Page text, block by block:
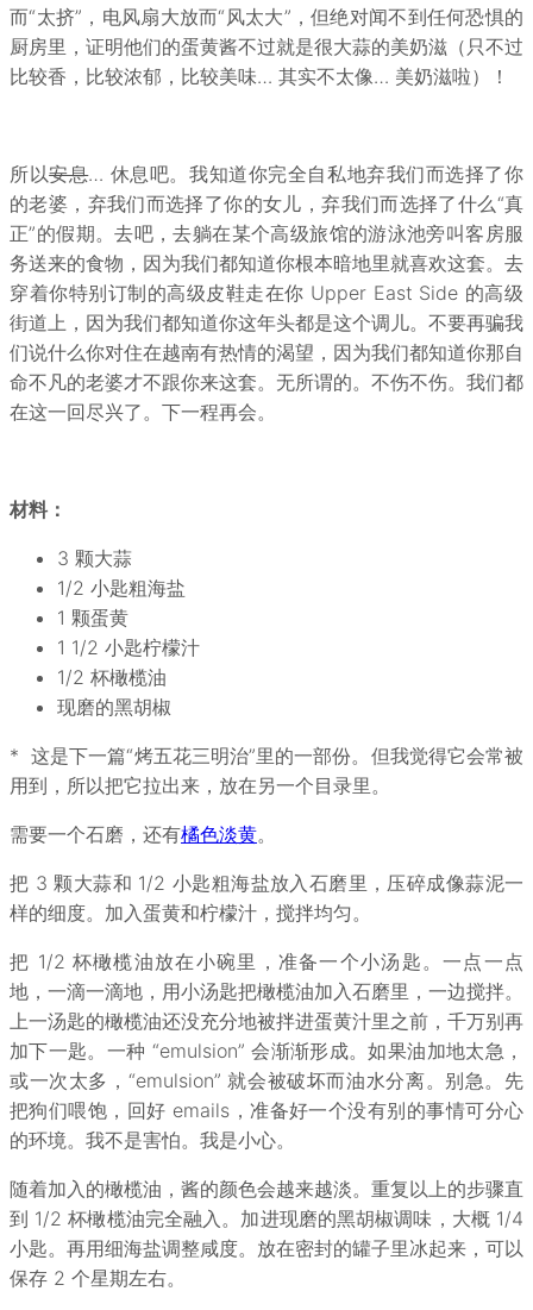
而“太挤”，电风扇大放而“风太大”，但绝对闻不到任何恐惧的
厨房里，证明他们的蛋黄酱不过就是很大蒜的美奶滋（只不过
比较香，比较浓郁，比较美味… 其实不太像… 美奶滋啦）！
所以安息… 休息吧。我知道你完全自私地弃我们而选择了你
的老婆，弃我们而选择了你的女儿，弃我们而选择了什么“真
正”的假期。去吧，去躺在某个高级旅馆的游泳池旁叫客房服
务送来的食物，因为我们都知道你根本暗地里就喜欢这套。去
穿着你特别订制的高级皮鞋走在你 Upper East Side 的高级
街道上，因为我们都知道你这年头都是这个调儿。不要再骗我
们说什么你对住在越南有热情的渴望，因为我们都知道你那自
命不凡的老婆才不跟你来这套。无所谓的。不伤不伤。我们都
在这一回尽兴了。下一程再会。
材料：
3 颗大蒜
1/2 小匙粗海盐
1 颗蛋黄
1 1/2 小匙柠檬汁
1/2 杯橄榄油
现磨的黑胡椒
* 这是下一篇“烤五花三明治”里的一部份。但我觉得它会常被
用到，所以把它拉出来，放在另一个目录里。
需要一个石磨，还有橘色淡黄。
把 3 颗大蒜和 1/2 小匙粗海盐放入石磨里，压碎成像蒜泥一
样的细度。加入蛋黄和柠檬汁，搅拌均匀。
把 1/2 杯橄榄油放在小碗里，准备一个小汤匙。一点一点
地，一滴一滴地，用小汤匙把橄榄油加入石磨里，一边搅拌。
上一汤匙的橄榄油还没充分地被拌进蛋黄汁里之前，千万别再
加下一匙。一种 “emulsion” 会渐渐形成。如果油加地太急，
或一次太多，“emulsion” 就会被破坏而油水分离。别急。先
把狗们喂饱，回好 emails，准备好一个没有别的事情可分心
的环境。我不是害怕。我是小心。
随着加入的橄榄油，酱的颜色会越来越淡。重复以上的步骤直
到 1/2 杯橄榄油完全融入。加进现磨的黑胡椒调味，大概 1/4
小匙。再用细海盐调整咸度。放在密封的罐子里冰起来，可以
保存 2 个星期左右。